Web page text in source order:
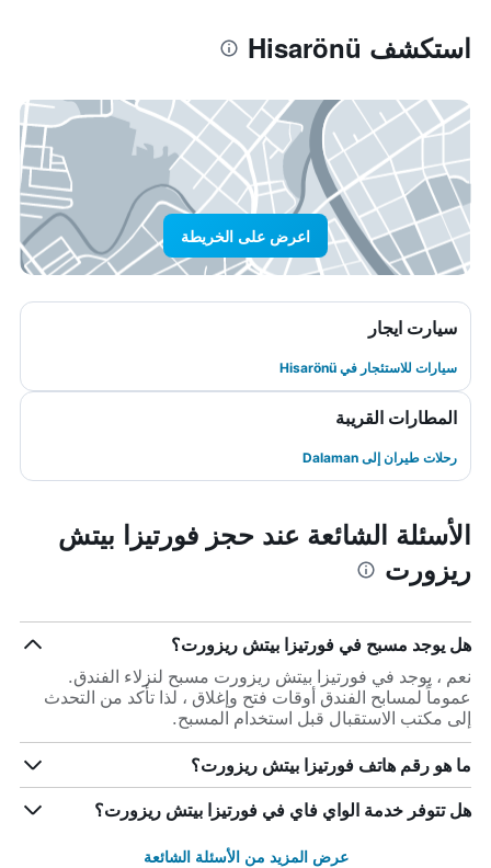
استكشف Hisarönü
اعرض على الخريطة
سيارت ايجار
سيارات للاستئجار في Hisarönü
المطارات القريبة
رحلات طيران إلى Dalaman
الأسئلة الشائعة عند حجز فورتيزا بيتش
ريزورت
هل يوجد مسبح في فورتيزا بيتش ريزورت؟
نعم ، يوجد في فورتيزا بيتش ريزورت مسبح لنزلاء الفندق.
عموماً لمسابح الفندق أوقات فتح وإغلاق ، لذا تأكد من التحدث
إلى مكتب الاستقبال قبل استخدام المسبح.
ما هو رقم هاتف فورتيزا بيتش ريزورت؟
هل تتوفر خدمة الواي فاي في فورتيزا بيتش ريزورت؟
عرض المزيد من الأسئلة الشائعة